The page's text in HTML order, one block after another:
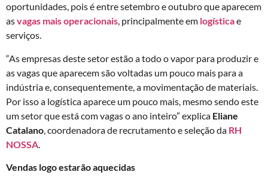
oportunidades, pois é entre setembro e outubro que aparecem
asvagas mais operacionais, principalmente em logísticae
serviços.
“As empresas deste setor estão a todo o vapor para produzir e
as vagas que aparecem são voltadas um pouco mais para a
indústria e, consequentemente, a movimentação de materiais.
Por isso a logística aparece um pouco mais, mesmo sendo este
um setor que está com vagas o ano inteiro” explica Eliane
Catalano , coordenadora de recrutamento e seleção da RH
NOSSA
Vendas logo estarão aquecidas